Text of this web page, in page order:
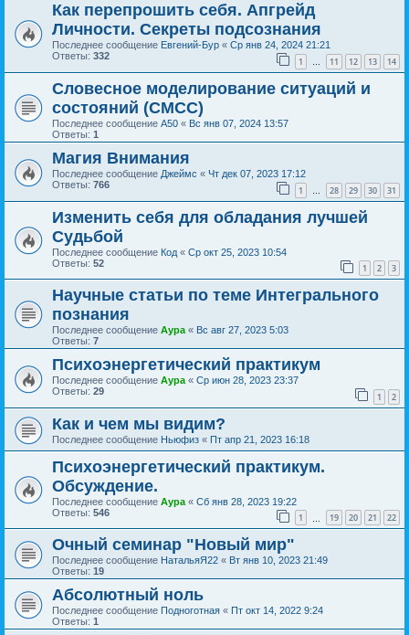
Как перепрошить себя. Апгрейд
Личности. Секреты подсознания
Последнее сообщение Евгений-Бур « Ср янв 24, 2024 21:21
Ответы: 332 1 … 11 12 13 14
Словесное моделирование ситуаций и
состояний (СМСС)
Последнее сообщение А50 « Вс янв 07, 2024 13:57
Ответы: 1
Магия Внимания
Последнее сообщение Джеймс « Чт дек 07, 2023 17:12
Ответы: 766 1 … 28 29 30 31
Изменить себя для обладания лучшей
Судьбой
Последнее сообщение Код « Ср окт 25, 2023 10:54
Ответы: 52 1 2 3
Научные статьи по теме Интегрального
познания
Последнее сообщение Аура « Вс авг 27, 2023 5:03
Ответы: 7
Психоэнергетический практикум
Последнее сообщение Аура « Ср июн 28, 2023 23:37
Ответы: 29 1 2
Как и чем мы видим?
Последнее сообщение Ньюфиз « Пт апр 21, 2023 16:18
Психоэнергетический практикум.
Обсуждение.
Последнее сообщение Аура « Сб янв 28, 2023 19:22
Ответы: 546 1 19 20 21 22
Очный семинар "Новый мир"
Последнее сообщение НатальяЯ22 « Вт янв 10, 2023 21:49
Ответы: 19
Абсолютный ноль
Последнее сообщение Подноготная « Пт окт 14, 2022 9:24
Ответы: 1